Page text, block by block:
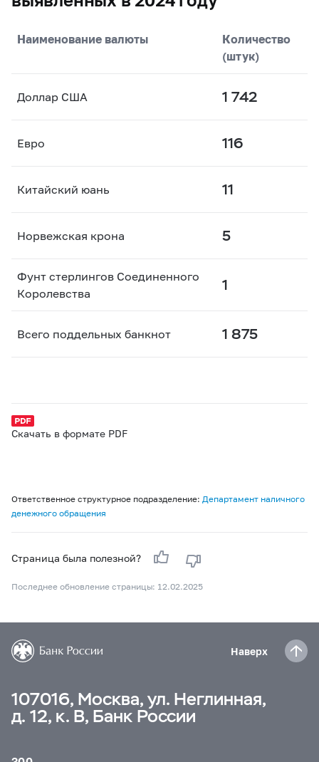
Наименование валюты
Количество
(штук)
Доллар США 1 742
Евро 116
Китайский юань 11
Норвежская крона 5
Фунт стерлингов Соединенного
Королевства
1
Всего поддельных банкнот 1 875
Скачать в формате PDF
Ответственное структурное подразделение: Департамент наличного
денежного обращения
Страница была полезной?
Последнее обновление страницы: 12.02.2025
Наверх
107016, Москва, ул. Неглинная,
д. 12, к. В, Банк России